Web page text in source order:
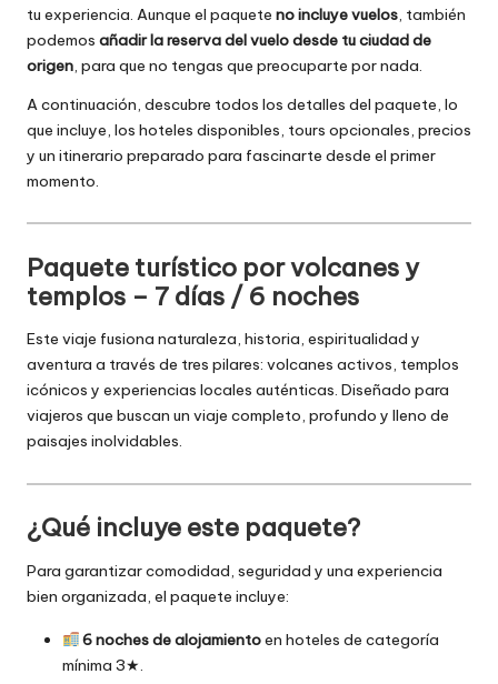
tu experiencia. Aunque el paquete no incluye vuelos, también
podemos añadir la reserva del vuelo desde tu ciudad de
origen, para que no tengas que preocuparte por nada.
A continuación, descubre todos los detalles del paquete, lo
que incluye, los hoteles disponibles, tours opcionales, precios
y un itinerario preparado para fascinarte desde el primer
momento.
Paquete turístico por volcanes y
templos – 7 días / 6 noches
Este viaje fusiona naturaleza, historia, espiritualidad y
aventura a través de tres pilares: volcanes activos, templos
icónicos y experiencias locales auténticas. Diseñado para
viajeros que buscan un viaje completo, profundo y lleno de
paisajes inolvidables.
¿Qué incluye este paquete?
Para garantizar comodidad, seguridad y una experiencia
bien organizada, el paquete incluye:
6 noches de alojamientoen hoteles de categoría
mínima 3★.